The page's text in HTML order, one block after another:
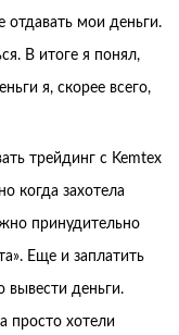
отдавать мои деньги.
В итоге я понял,
я, скорее всего,
трейдинг с Kemtex
когда захотела
принудительно
Еще и заплатить
вывести деньги.
просто хотели